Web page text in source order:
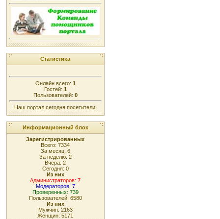
Статистика
Онлайн всего: 1
Гостей: 1
Пользователей: 0
Наш портал сегодня посетители:
Информационный блок
Зарегистрированных
Всего: 7334
За месяц: 6
За неделю: 2
Вчера: 2
Сегодня: 0
Из них
Администраторов: 7
Модераторов: 7
Проверенных: 739
Пользователей: 6580
Из них
Мужчин: 2163
Женщин: 5171